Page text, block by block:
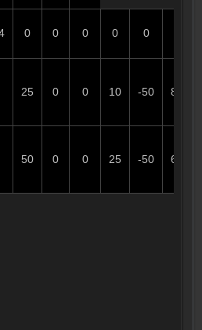
0 0 0 0 0
25 0 0 10 -50 85%
50 0 0 25 -50 66%